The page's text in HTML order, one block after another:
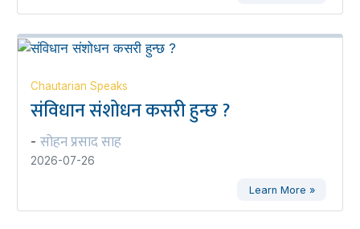
Chautarian Speaks
संविधान संशोधन कसरी हुन्छ ?
- सोहन प्रसाद साह
2026-07-26
Learn More »